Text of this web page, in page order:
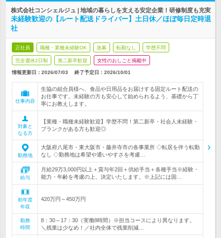
株式会社コンシェルジュ | 地域の暮らしを支える安定企業！研修制度も充実
未経験歓迎の【ルート配送ドライバー】土日休／ほぼ毎日定時退
社
正社員 職種・業種未経験OK 急募 転勤なし 学歴不問
完全週休2日制 第二新卒歓迎 女性のおしごと掲載中
情報更新日：2026/07/03 終了予定日： 2026/10/01
仕事内容
生協の組合員様へ、食品や日用品をお届けする固定ルート配送の
お仕事です。未経験の方も安心して始められるよう、基礎から丁
寧にお教えします。
対象と
なる方
【業種・職種未経験歓迎】学歴不問！第二新卒・社会人未経験・
ブランクがある方も歓迎◎
勤務地
大阪府八尾市・東大阪市・藤井寺市の各事業所 ◇転居を伴う転勤
なし ◇勤務地は希望や通いやすさを考慮…
給与
月給29万3,000円以上＋賞与年2回＋供給手当＋各種手当※経験・
能力・年齢を考慮の上、決定いたします。※上記には固…
初年度
年収
420万円～450万円
勤務
時間
8：30～17：30（実働8時間）※担当コースにより異なります。
＼残業は少なめ！／社内全体で残業削減…